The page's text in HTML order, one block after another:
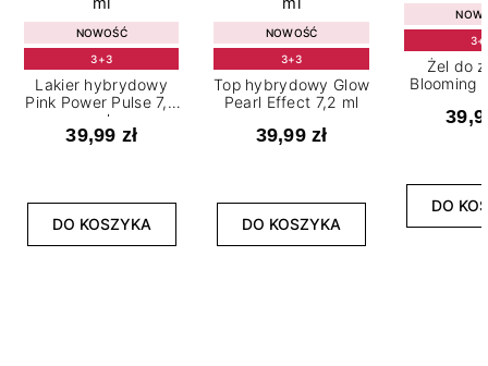
NOWOŚĆ
3+3
Lakier hybrydowy
Pink Power Pulse 7,2
ml
39,99 zł
DO KOSZYKA
NOWOŚĆ
3+3
Top hybrydowy Glow
Pearl Effect 7,2 ml
39,99 zł
DO KOSZYKA
Żel do
Blooming
DO